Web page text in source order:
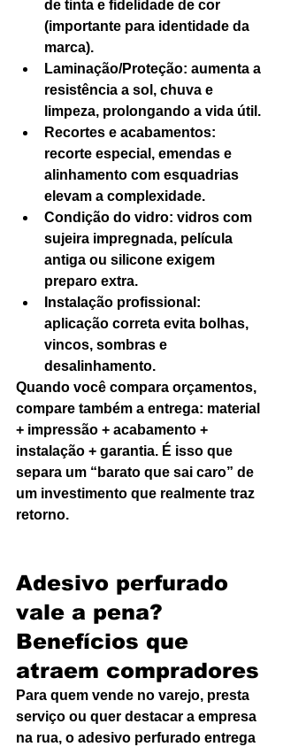
de tinta e fidelidade de cor
(importante para identidade da
marca).
Laminação/Proteção: aumenta a
resistência a sol, chuva e
limpeza, prolongando a vida útil.
Recortes e acabamentos:
recorte especial, emendas e
alinhamento com esquadrias
elevam a complexidade.
Condição do vidro: vidros com
sujeira impregnada, película
antiga ou silicone exigem
preparo extra.
Instalação profissional:
aplicação correta evita bolhas,
vincos, sombras e
desalinhamento.
Quando você compara orçamentos,
compare também a entrega: material
+ impressão + acabamento +
instalação + garantia. É isso que
separa um “barato que sai caro” de
um investimento que realmente traz
retorno.
Adesivo perfurado
vale a pena?
Benefícios que
atraem compradores
Para quem vende no varejo, presta
serviço ou quer destacar a empresa
na rua, o adesivo perfurado entrega